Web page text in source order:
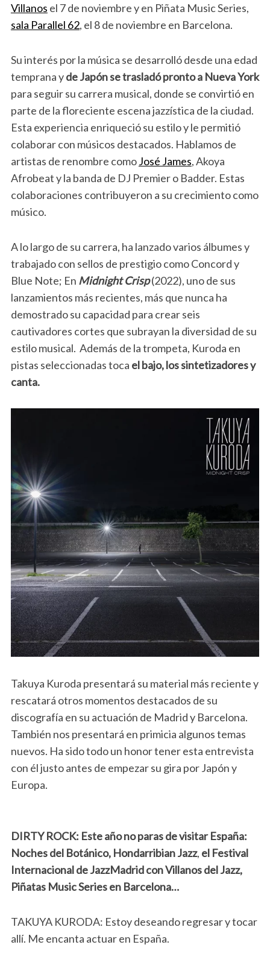
Villanos el 7 de noviembre y en Piñata Music Series,
sala Parallel 62, el 8 de noviembre en Barcelona.
Su interés por la música se desarrolló desde una edad
temprana yde Japón se trasladó pronto a Nueva York
para seguir su carrera musical, donde se convirtió en
parte de la floreciente escena jazzística de la ciudad.
Esta experiencia enriqueció su estilo y le permitió
colaborar con músicos destacados. Hablamos de
artistas de renombre comoJosé James, Akoya
Afrobeat y la banda de DJ Premier o Badder. Estas
colaboraciones contribuyeron a su crecimiento como
músico.
A lo largo de su carrera, ha lanzado varios álbumes y
trabajado con sellos de prestigio como Concord y
Blue Note; En Midnight Crisp(2022), uno de sus
lanzamientos más recientes, más que nunca ha
demostrado su capacidad para crear seis
cautivadores cortes que subrayan la diversidad de su
estilo musical. Además de la trompeta, Kuroda en
pistas seleccionadas toca el bajo, los sintetizadores y
canta.
Takuya Kuroda presentará su material más reciente y
rescatará otros momentos destacados de su
discografía en su actuación de Madrid y Barcelona.
También nos presentará en primicia algunos temas
nuevos. Ha sido todo un honor tener esta entrevista
con él justo antes de empezar su gira por Japón y
Europa.
DIRTY ROCK: Este año no paras de visitar España:
Noches del Botánico, Hondarribian Jazz, el Festival
Internacional de JazzMadrid con Villanos del Jazz,
Piñatas Music Series en Barcelona…
TAKUYA KURODA: Estoy deseando regresar y tocar
allí. Me encanta actuar en España.